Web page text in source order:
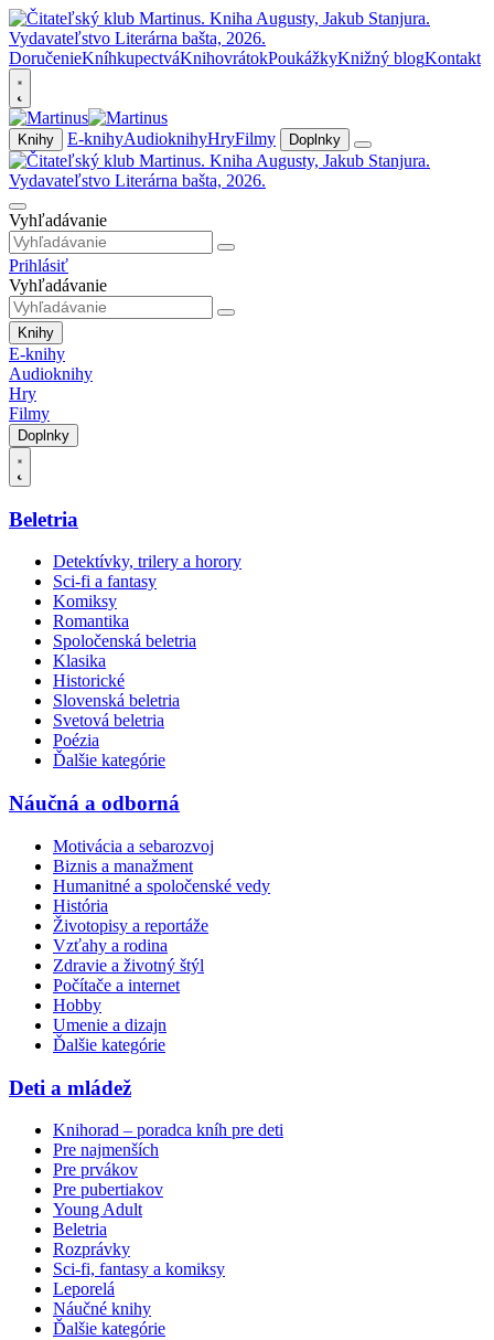
DoručenieKníhkupectváKnihovrátokPoukážkyKnižný blogKontakt
Knihy E-knihyAudioknihyHryFilmy Doplnky
Vyhľadávanie
Prihlásiť
Vyhľadávanie
Knihy
E-knihy
Audioknihy
Hry
Filmy
Doplnky
Beletria
Detektívky, trilery a horory
Sci-fi a fantasy
Komiksy
Romantika
Spoločenská beletria
Klasika
Historické
Slovenská beletria
Svetová beletria
Poézia
Ďalšie kategórie
Náučná a odborná
Motivácia a sebarozvoj
Biznis a manažment
Humanitné a spoločenské vedy
História
Životopisy a reportáže
Vzťahy a rodina
Zdravie a životný štýl
Počítače a internet
Hobby
Umenie a dizajn
Ďalšie kategórie
Deti a mládež
Knihorad – poradca kníh pre deti
Pre najmenších
Pre prvákov
Pre pubertiakov
Young Adult
Beletria
Rozprávky
Sci-fi, fantasy a komiksy
Leporelá
Náučné knihy
Ďalšie kategórie